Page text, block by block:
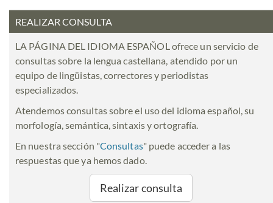
REALIZAR CONSULTA
LA PÁGINA DEL IDIOMA ESPAÑOL ofrece un servicio de
consultas sobre la lengua castellana, atendido por un
equipo de lingüistas, correctores y periodistas
especializados.
Atendemos consultas sobre el uso del idioma español, su
morfología, semántica, sintaxis y ortografía.
En nuestra sección "Consultas" puede acceder a las
respuestas que ya hemos dado.
Realizar consulta